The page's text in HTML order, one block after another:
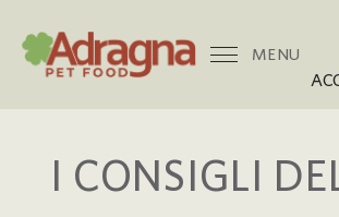
MENU
I CONSIGLI